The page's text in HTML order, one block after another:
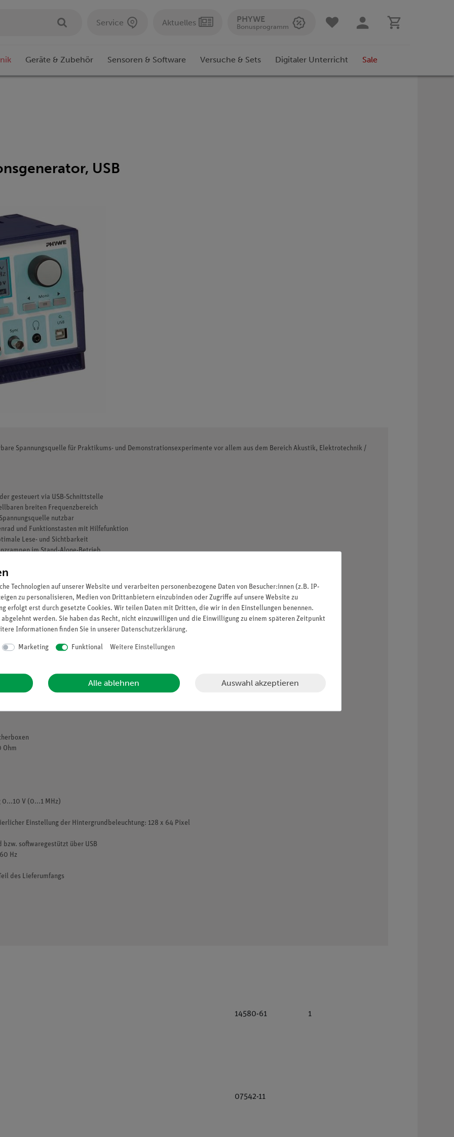
Service Aktuelles PHYWE
Bonusprogramm
Geräte & Zubehör Sensoren & Software Versuche & Sets Digitaler Unterricht Sale
USB
Spannungsquelle für Praktikums- und Demonstrationsexperimente vor allem aus dem Bereich Akustik, Elektrotechnik /
gesteuert via USB-Schnittstelle
breiten Frequenzbereich
nutzbar
und Funktionstasten mit Hilfefunktion
Lese- und Sichtbarkeit
im Stand-Alone-Betrieb
als Spannung
Frequenzrampen mit einem Oszilloskop
für brilliante Signale - ideal für Experimente zur Akustik / zum Hören
Spannungsrampe
mm Buchsen:
Ohm
R
Ohm
0...10 V (0...1 MHz)
Einstellung der Hintergrundbeleuchtung: 128 x 64 Pixel
softwaregestützt über USB
Hz
des Lieferumfangs
14580-61 1
07542-11
Technologien auf unserer Website und verarbeiten personenbezogene Daten von Besucher:innen (z.B. IP-
zu personalisieren, Medien von Drittanbietern einzubinden oder Zugriffe auf unsere Website zu
erfolgt erst durch gesetzte Cookies. Wir teilen Daten mit Dritten, die wir in den Einstellungen benennen.
werden. Sie haben das Recht, nicht einzuwilligen und die Einwilligung zu einem späteren Zeitpunkt
Informationen finden Sie in unserer Daten­schutz­erklärung.
Marketing Funktional Weitere Einstellungen
Alle ablehnen Auswahl akzeptieren